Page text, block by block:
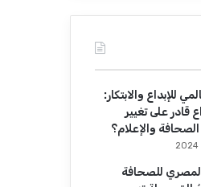
للإبداع والابتكار:
قادر على تغيير
والإعلام؟
للصحافة